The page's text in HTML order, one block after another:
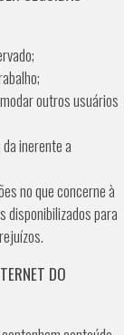
outros usuários
inerente a
no que concerne à
disponibilizados para
DO